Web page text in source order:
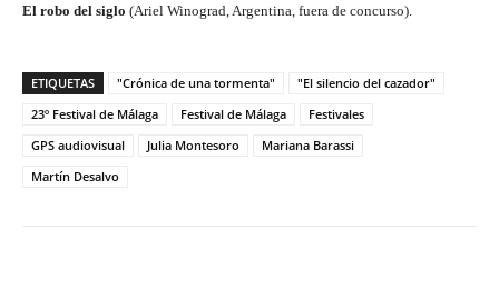
El robo del siglo (Ariel Winograd, Argentina, fuera de concurso).
ETIQUETAS "Crónica de una tormenta"
"El silencio del cazador"
23º Festival de Málaga
Festival de Málaga
Festivales
GPS audiovisual
Julia Montesoro
Mariana Barassi
Martín Desalvo